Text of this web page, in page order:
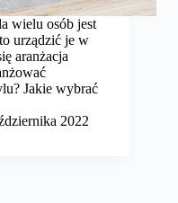
wielu osób jest
urządzić je w
aranżacja
Jakie wybrać
2022